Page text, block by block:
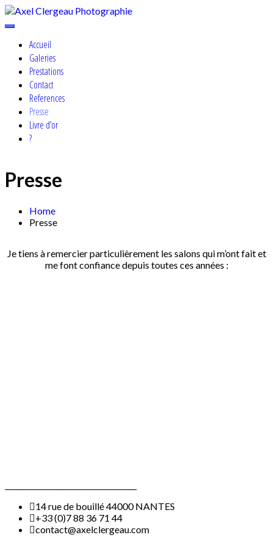
Skip
to
Axel Clergeau Photographie
Cosplay, Portrait & Events Photographer
Accueil
Galeries
Prestations
Contact
References
Presse
Livre d’or
?
Presse
Home
Presse
Je tiens à remercier particulièrement les salons qui m’ont fait et
me font confiance depuis toutes ces années :
14 rue de bouillé 44000 NANTES
+33 (0)7 88 36 71 44
contact@axelclergeau.com